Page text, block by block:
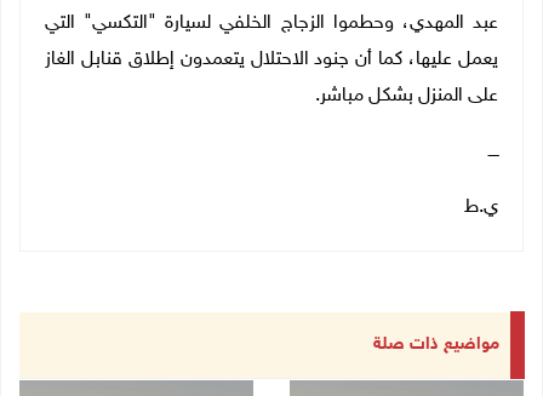
عبد المهدي، وحطموا الزجاج الخلفي لسيارة "التكسي" التي
يعمل عليها، كما أن جنود الاحتلال يتعمدون إطلاق قنابل الغاز
على المنزل بشكل مباشر.
ــــ
ي.ط
مواضيع ذات صلة